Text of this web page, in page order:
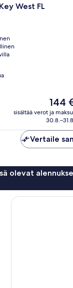
West FL
Hinta
on
144 €
144
sisältää verot ja
Vertaile
olevat